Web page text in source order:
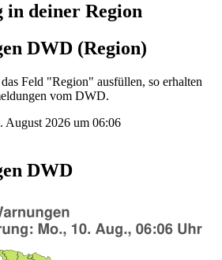
deiner Region
DWD (Region)
das Feld "Region" ausfüllen, so erhalten
vom DWD.
August 2026 um 06:06
DWD